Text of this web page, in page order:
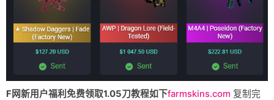
F网新用户福利免费领取1.05刀教程如下farmskins.com 复制完